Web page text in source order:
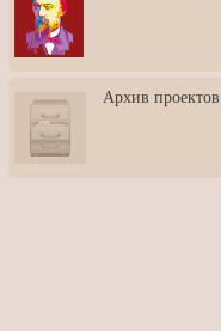
3: Обусловленности
человека и их влияние на
карьеру
скульптором Дмитрием
Тугариновым
АртБульвар в День города
Архив проектов